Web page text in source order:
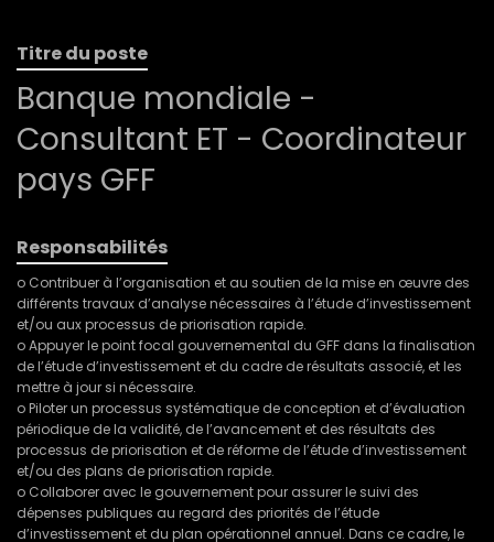
Titre du poste
Banque mondiale -
Consultant ET - Coordinateur
pays GFF
Responsabilités
o Contribuer à l’organisation et au soutien de la mise en œuvre des
différents travaux d’analyse nécessaires à l’étude d’investissement
et/ou aux processus de priorisation rapide.
o Appuyer le point focal gouvernemental du GFF dans la finalisation
de l’étude d’investissement et du cadre de résultats associé, et les
mettre à jour si nécessaire.
o Piloter un processus systématique de conception et d’évaluation
périodique de la validité, de l’avancement et des résultats des
processus de priorisation et de réforme de l’étude d’investissement
et/ou des plans de priorisation rapide.
o Collaborer avec le gouvernement pour assurer le suivi des
dépenses publiques au regard des priorités de l’étude
d’investissement et du plan opérationnel annuel. Dans ce cadre, le